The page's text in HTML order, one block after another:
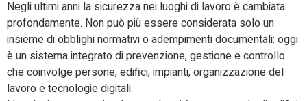
Negli ultimi anni la sicurezza nei luoghi di lavoro è cambiata
profondamente. Non può più essere considerata solo un
insieme di obblighi normativi o adempimenti documentali: oggi
è un sistema integrato di prevenzione, gestione e controllo
che coinvolge persone, edifici, impianti, organizzazione del
lavoro e tecnologie digitali.